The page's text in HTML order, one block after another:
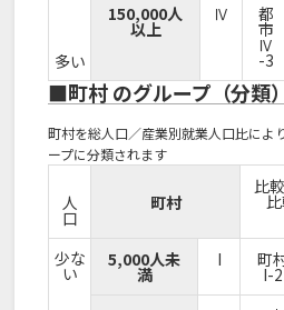
多い
150,000人
以上
Ⅳ 都
市
Ⅳ
-3
■町村 のグループ（分類
町村を総人口／産業別就業人口比によ
ープに分類されます
人
口
町村
比
少な
い
5,000人未
満
I 町
I-2